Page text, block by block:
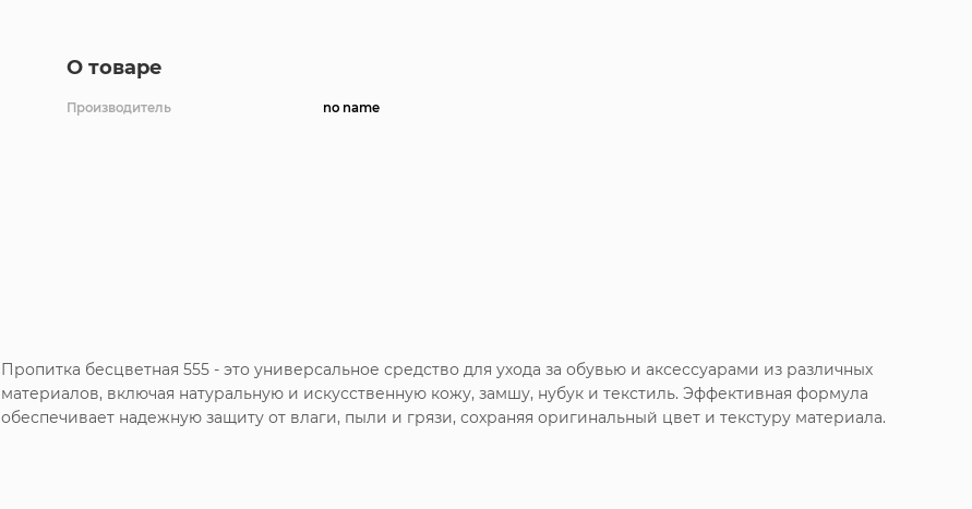
О товаре
Производитель no name
Пропитка бесцветная 555 - это универсальное средство для ухода за обувью и аксессуарами из различных
материалов, включая натуральную и искусственную кожу, замшу, нубук и текстиль. Эффективная формула
обеспечивает надежную защиту от влаги, пыли и грязи, сохраняя оригинальный цвет и текстуру материала.